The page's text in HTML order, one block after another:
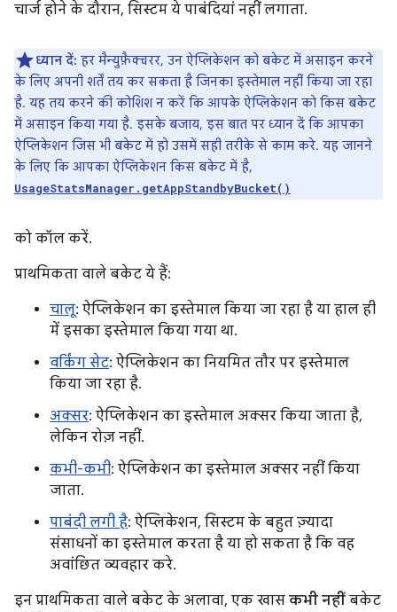
चार्ज होने के दौरान, सिस्टम ये पाबंदियां नहीं लगाता.
ध्यान दें: हर मैन्युफ़ैक्चरर, उन ऐप्लिकेशन को बकेट में असाइन करने
के लिए अपनी शर्तें तय कर सकता है जिनका इस्तेमाल नहीं किया जा रहा
है. यह तय करने की कोशिश न करें कि आपके ऐप्लिकेशन को किस बकेट
में असाइन किया गया है. इसके बजाय, इस बात पर ध्यान दें कि आपका
ऐप्लिकेशन जिस भी बकेट में हो उसमें सही तरीके से काम करे. यह जानने
के लिए कि आपका ऐप्लिकेशन किस बकेट में है,
UsageStatsManager.getAppStandbyBucket()
को कॉल करें.
प्राथमिकता वाले बकेट ये हैं:
चालू: ऐप्लिकेशन का इस्तेमाल किया जा रहा है या हाल ही
में इसका इस्तेमाल किया गया था.
वर्किंग सेट: ऐप्लिकेशन का नियमित तौर पर इस्तेमाल
किया जा रहा है.
अक्सर: ऐप्लिकेशन का इस्तेमाल अक्सर किया जाता है,
लेकिन रोज़ नहीं.
कभी-कभी: ऐप्लिकेशन का इस्तेमाल अक्सर नहीं किया
जाता.
पाबंदी लगी है: ऐप्लिकेशन, सिस्टम के बहुत ज़्यादा
संसाधनों का इस्तेमाल करता है या हो सकता है कि वह
अवांछित व्यवहार करे.
इन प्राथमिकता वाले बकेट के अलावा, एक खास कभी नहीं बकेट